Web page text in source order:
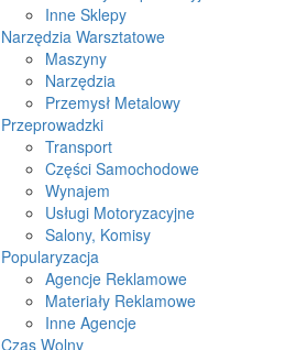
Inne Sklepy
Narzędzia Warsztatowe
Maszyny
Narzędzia
Przemysł Metalowy
Przeprowadzki
Transport
Części Samochodowe
Wynajem
Usługi Motoryzacyjne
Salony, Komisy
Popularyzacja
Agencje Reklamowe
Materiały Reklamowe
Inne Agencje
Czas Wolny